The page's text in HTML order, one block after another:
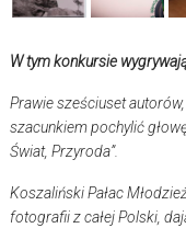
W tym konkursie
Prawie sześciuset
szacunkiem pochylić
Świat, Przyroda”.
Koszaliński Pałac
fotografii z całej Polski,